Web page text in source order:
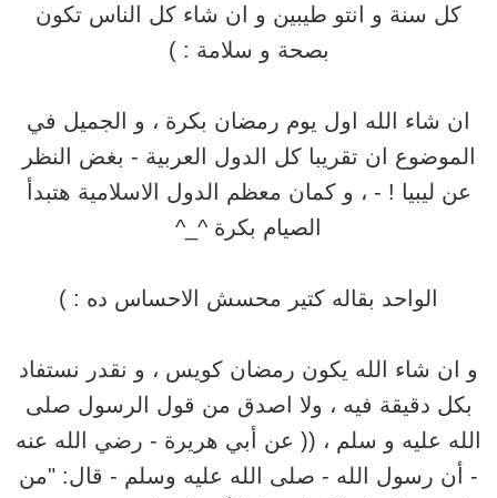
كل سنة و انتو طيبين و ان شاء كل الناس تكون
بصحة و سلامة : )
ان شاء الله اول يوم رمضان بكرة ، و الجميل في
الموضوع ان تقريبا كل الدول العربية - بغض النظر
عن ليبيا ! - ، و كمان معظم الدول الاسلامية هتبدأ
الصيام بكرة ^_^
الواحد بقاله كتير محسش الاحساس ده : )
و ان شاء الله يكون رمضان كويس ، و نقدر نستفاد
بكل دقيقة فيه ، ولا اصدق من قول الرسول صلى
الله عليه و سلم ، (( عن أبي هريرة - رضي الله عنه
- أن رسول الله - صلى الله عليه وسلم - قال: "من